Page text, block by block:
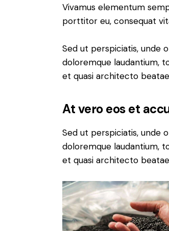
Vivamus elementum
porttitor eu, consequat
Sed ut perspiciatis, unde
doloremque laudantium,
et quasi architecto
At vero eos et
Sed ut perspiciatis, unde
doloremque laudantium,
et quasi architecto